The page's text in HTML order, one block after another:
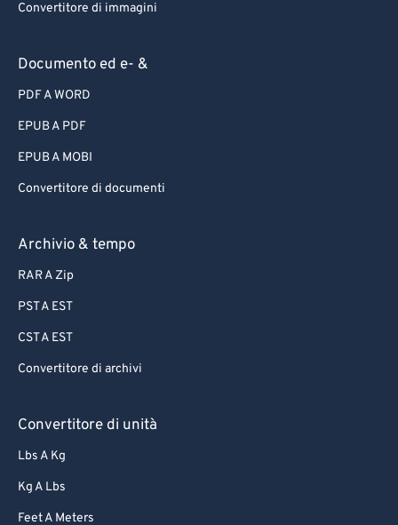
Convertitore di immagini
Documento ed e- &
PDF A WORD
EPUB A PDF
EPUB A MOBI
Convertitore di documenti
Archivio & tempo
RAR A Zip
PST A EST
CST A EST
Convertitore di archivi
Convertitore di unità
Lbs A Kg
Kg A Lbs
Feet A Meters